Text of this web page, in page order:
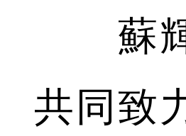
蘇輝
共同致